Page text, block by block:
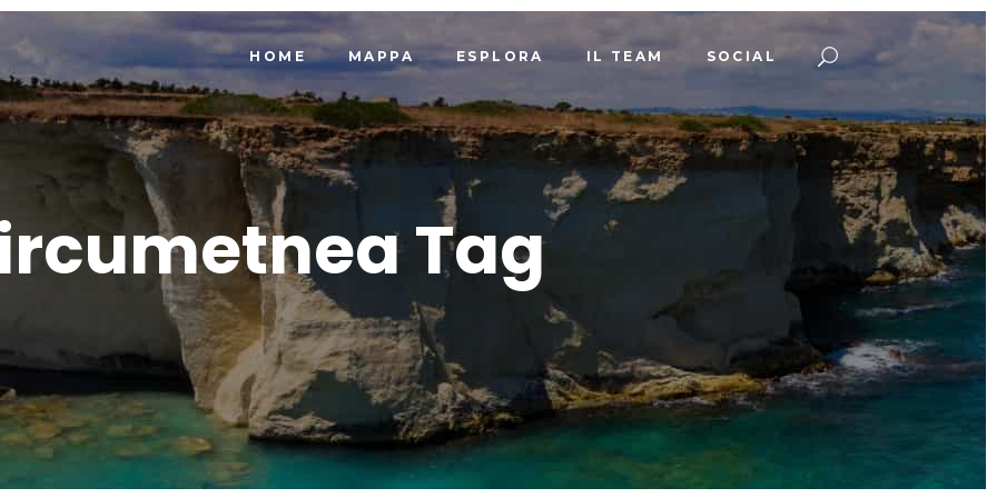
HOME MAPPA ESPLORA IL TEAM SOCIAL
Tag